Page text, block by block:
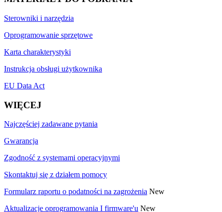
Sterowniki i narzędzia
Oprogramowanie sprzętowe
Karta charakterystyki
Instrukcja obsługi użytkownika
EU Data Act
WIĘCEJ
Najczęściej zadawane pytania
Gwarancja
Zgodność z systemami operacyjnymi
Skontaktuj się z działem pomocy
Formularz raportu o podatności na zagrożenia New
Aktualizacje oprogramowania I firmware'u New